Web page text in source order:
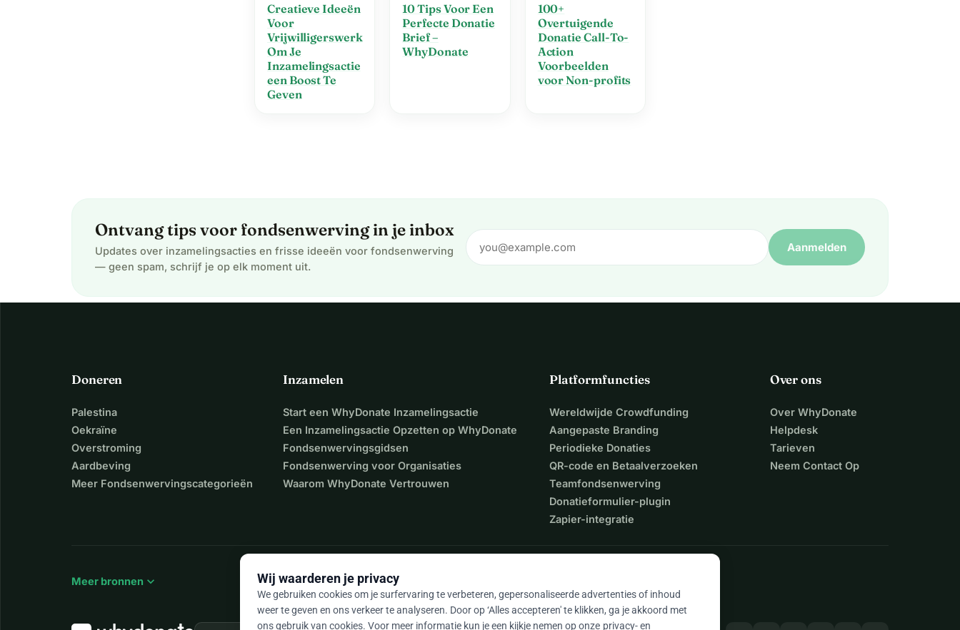
Creatieve Ideeën
Voor
Vrijwilligerswerk
Om Je
Inzamelingsactie
een Boost Te
Geven
10 Tips Voor Een
Perfecte Donatie
Brief –
WhyDonate
100+
Overtuigende
Donatie Call-To-
Action
Voorbeelden
voor Non-profits
Ontvang tips voor fondsenwerving in je inbox
Updates over inzamelingsacties en frisse ideeën voor fondsenwerving
— geen spam, schrijf je op elk moment uit.
Aanmelden
Doneren
Palestina
Oekraïne
Overstroming
Aardbeving
Meer Fondsenwervingscategorieën
Inzamelen
Start een WhyDonate Inzamelingsactie
Een Inzamelingsactie Opzetten op WhyDonate
Fondsenwervingsgidsen
Fondsenwerving voor Organisaties
Waarom WhyDonate Vertrouwen
Platformfuncties
Wereldwijde Crowdfunding
Aangepaste Branding
Periodieke Donaties
QR-code en Betaalverzoeken
Teamfondsenwerving
Donatieformulier-plugin
Zapier-integratie
Over ons
Over WhyDonate
Helpdesk
Tarieven
Neem Contact Op
Meer bronnen expand_more Wij waarderen je privacy
We gebruiken cookies om je surfervaring te verbeteren, gepersonaliseerde advertenties of inhoud
weer te geven en ons verkeer te analyseren. Door op ‘Alles accepteren' te klikken, ga je akkoord met
ons gebruik van cookies. Voor meer informatie kun je een kijkje nemen op onze privacy- en